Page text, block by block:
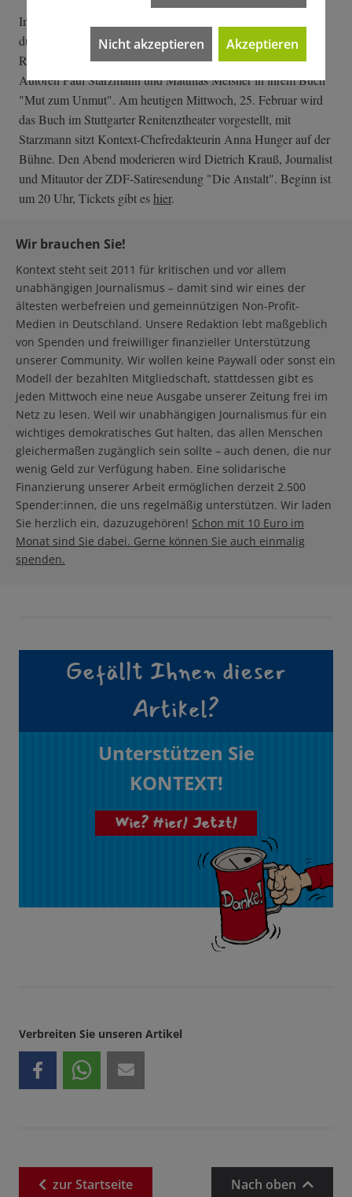
In diesem Sinne sind die Aktivistinnen aus Hechingen
durchaus renitent. Und in diesen Zeiten ist es wichtig, die
Renitenz nicht den Rechten zu überlassen, argumentieren die
Autoren Paul Starzmann und Matthias Meisner in ihrem Buch
"Mut zum Unmut". Am heutigen Mittwoch, 25. Februar wird
das Buch im Stuttgarter Renitenztheater vorgestellt, mit
Starzmann sitzt Kontext-Chefredakteurin Anna Hunger auf der
Bühne. Den Abend moderieren wird Dietrich Krauß, Journalist
und Mitautor der ZDF-Satiresendung "Die Anstalt". Beginn ist
um 20 Uhr, Tickets gibt eshier.
Wir brauchen Sie!
Kontext steht seit 2011 für kritischen und vor allem
unabhängigen Journalismus – damit sind wir eines der
ältesten werbefreien und gemeinnützigen Non-Profit-
Medien in Deutschland. Unsere Redaktion lebt maßgeblich
von Spenden und freiwilliger finanzieller Unterstützung
unserer Community. Wir wollen keine Paywall oder sonst ein
Modell der bezahlten Mitgliedschaft, stattdessen gibt es
jeden Mittwoch eine neue Ausgabe unserer Zeitung frei im
Netz zu lesen. Weil wir unabhängigen Journalismus für ein
wichtiges demokratisches Gut halten, das allen Menschen
gleichermaßen zugänglich sein sollte – auch denen, die nur
wenig Geld zur Verfügung haben. Eine solidarische
Finanzierung unserer Arbeit ermöglichen derzeit 2.500
Spender:innen, die uns regelmäßig unterstützen. Wir laden
Sie herzlich ein, dazuzugehören! Schon mit 10 Euro im
Monat sind Sie dabei. Gerne können Sie auch einmalig
spenden.
Gefällt Ihnen dieser
Artikel?
Unterstützen Sie
KONTEXT!
Wie? Hier! Jetzt!
Verbreiten Sie unseren Artikel
zurStartseite Nach oben
Nicht akzeptieren Akzeptieren